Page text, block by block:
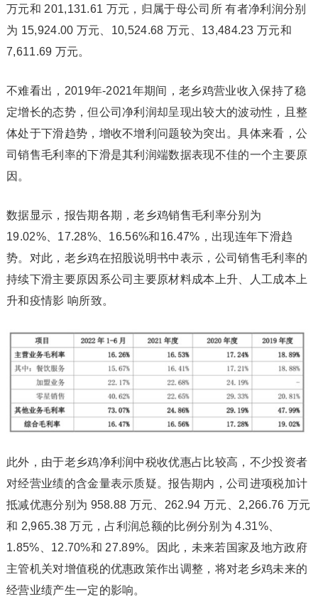
万元和 201,131.61 万元，归属于母公司所 有者净利润分别
为 15,924.00 万元、10,524.68 万元、13,484.23 万元和
7,611.69 万元。
不难看出，2019年-2021年期间，老乡鸡营业收入保持了稳
定增长的态势，但公司净利润却呈现出较大的波动性，且整
体处于下滑趋势，增收不增利问题较为突出。具体来看，公
司销售毛利率的下滑是其利润端数据表现不佳的一个主要原
因。
数据显示，报告期各期，老乡鸡销售毛利率分别为
19.02%、17.28%、16.56%和16.47%，出现连年下滑趋
势。对此，老乡鸡在招股说明书中表示，公司销售毛利率的
持续下滑主要原因系公司主要原材料成本上升、人工成本上
升和疫情影 响所致。
此外，由于老乡鸡净利润中税收优惠占比较高，不少投资者
对经营业绩的含金量表示质疑。报告期内，公司进项税加计
抵减优惠分别为 958.88 万元、262.94 万元、2,266.76 万元
和 2,965.38 万元，占利润总额的比例分别为 4.31%、
1.85%、12.70%和 27.89%。因此，未来若国家及地方政府
主管机关对增值税的优惠政策作出调整，将对老乡鸡未来的
经营业绩产生一定的影响。